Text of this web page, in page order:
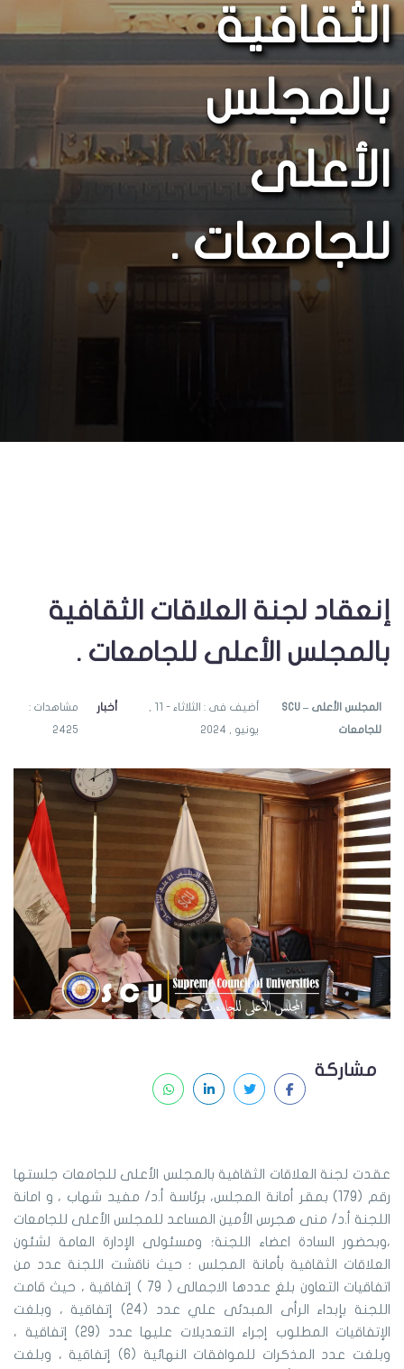
الثقافية
بالمجلس
الأعلى
للجامعات .
إنعقاد لجنة العلاقات الثقافية
بالمجلس الأعلى للجامعات .
SCU – المجلس الأعلى
للجامعات يونيو , 2024
أخبار مشاهدات :
2425
مشاركة
عقدت لجنة العلاقات الثقافية بالمجلس الأعلى للجامعات جلستها
رقم (179) بمقر أمانة المجلس، برئاسة أ.د/ مفيد شهاب ، و امانة
اللجنة أ.د/ منى هجرس الأمين المساعد للمجلس الأعلى للجامعات
،وبحضور السادة اعضاء اللجنة؛ ومسئولى الإدارة العامة لشئون
العلاقات الثقافية بأمانة المجلس ؛ حيث ناقشت اللجنة عدد من
اتفاقيات التعاون بلغ عددها الاجمالى ( 79 ) إتفاقية ، حيث قامت
اللجنة بإبداء الرأى المبدئى علي عدد (24) إتفاقية ، وبلغت
الإتفاقيات المطلوب إجراء التعديلات عليها عدد (29) إتفاقية ،
وبلغت عدد المذكرات للموافقات النهائية (6) إتفاقية ، وبلغت